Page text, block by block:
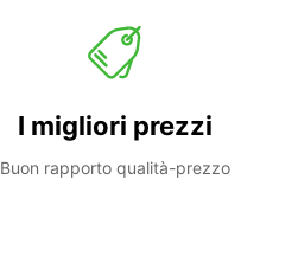
I migliori prezzi
Buon rapporto qualità-prezzo